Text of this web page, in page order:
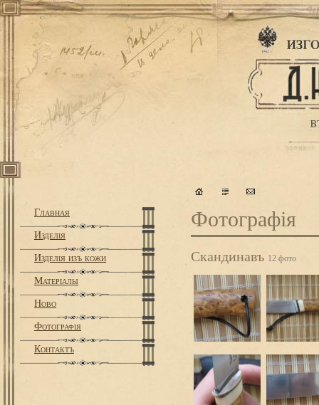
Главная
Изделiя
Изделiя изъ кожи
Матерiалы
Ново
Фотографiя
Контактъ
Фотографiя
Скандинавъ 12 фото